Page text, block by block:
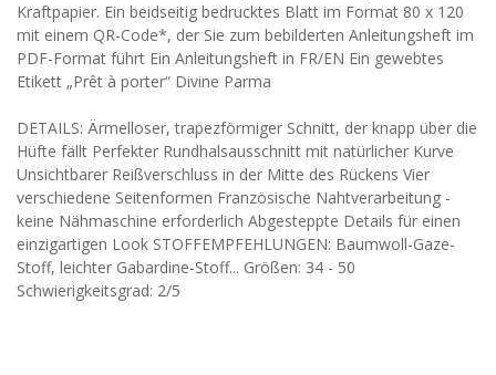
Kraftpapier. Ein beidseitig bedrucktes Blatt im Format 80 x 120
mit einem QR-Code*, der Sie zum bebilderten Anleitungsheft im
PDF-Format führt Ein Anleitungsheft in FR/EN Ein gewebtes
Etikett „Prêt à porter“ Divine Parma
DETAILS: Ärmelloser, trapezförmiger Schnitt, der knapp über die
Hüfte fällt Perfekter Rundhalsausschnitt mit natürlicher Kurve
Unsichtbarer Reißverschluss in der Mitte des Rückens Vier
verschiedene Seitenformen Französische Nahtverarbeitung -
keine Nähmaschine erforderlich Abgesteppte Details für einen
einzigartigen Look STOFFEMPFEHLUNGEN: Baumwoll-Gaze-
Stoff, leichter Gabardine-Stoff... Größen: 34 - 50
Schwierigkeitsgrad: 2/5